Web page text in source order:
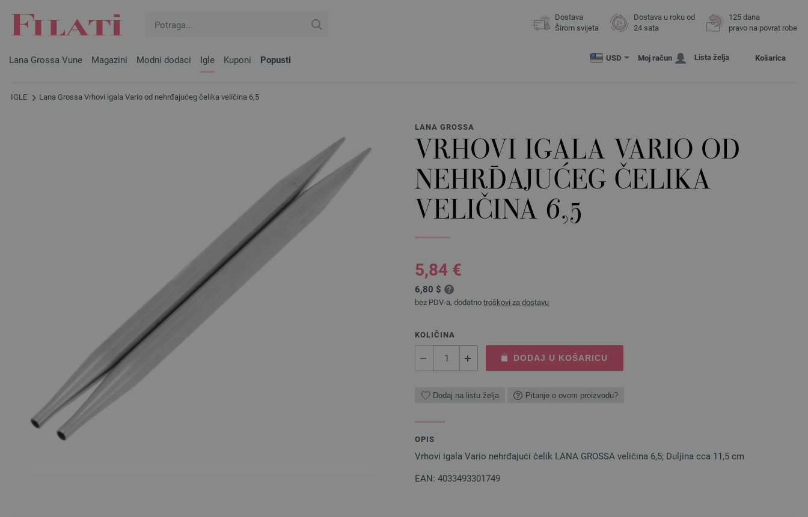
Dostava
Širom svijeta
Dostava u roku od
24 sata
125 dana
pravo na povrat robe
Lana Grossa Vune Magazini Modni dodaci Igle Kuponi Popusti USD Moj račun Lista želja Košarica
IGLE Lana Grossa Vrhovi igala Vario od nehrđajućeg čelika veličina 6,5
LANA GROSSA
VRHOVI IGALA VARIO OD
NEHRĐAJUĆEG ČELIKA
VELIČINA 6,5
5,84 €
6,80 $
bez PDV-a, dodatno troškovi za dostavu
KOLIČINA
DODAJ U KOŠARICU
Dodaj na listu želja Pitanje o ovom proizvodu?
OPIS
Vrhovi igala Vario nehrđajući čelik LANA GROSSA veličina 6,5; Duljina cca 11,5 cm
EAN: 4033493301749